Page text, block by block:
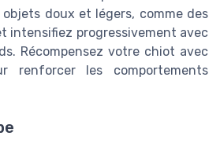
doux et légers, comme des
intensifiez progressivement avec
Récompensez votre chiot avec
renforcer les comportements